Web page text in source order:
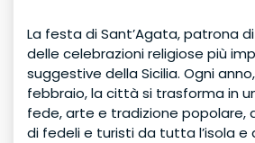
La festa di Sant’Agata, patrona
delle celebrazioni religiose più
suggestive della Sicilia. Ogni
febbraio, la città si trasforma in
fede, arte e tradizione popolare,
di fedeli e turisti da tutta l’isola e